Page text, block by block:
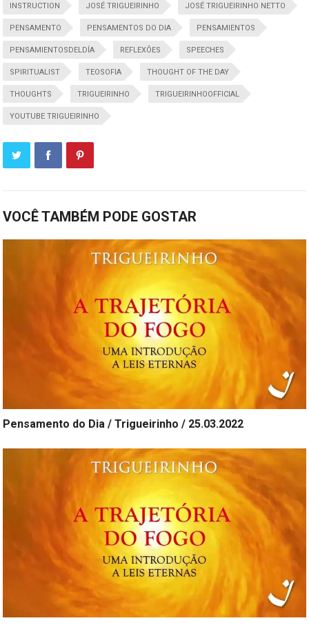
INSTRUCTION JOSÉ TRIGUEIRINHO JOSÉ TRIGUEIRINHO NETTO
PENSAMENTO PENSAMENTOS DO DIA PENSAMIENTOS
PENSAMIENTOSDELDÍA REFLEXÕES SPEECHES
SPIRITUALIST TEOSOFIA THOUGHT OF THE DAY
THOUGHTS TRIGUEIRINHO TRIGUEIRINHOOFFICIAL
YOUTUBE TRIGUEIRINHO
VOCÊ TAMBÉM PODE GOSTAR
Pensamento do Dia / Trigueirinho / 25.03.2022